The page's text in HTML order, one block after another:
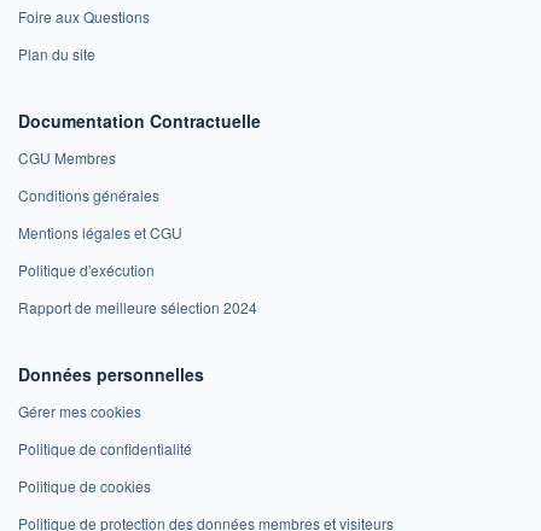
Foire aux Questions
Plan du site
Documentation Contractuelle
CGU Membres
Conditions générales
Mentions légales et CGU
Politique d'exécution
Rapport de meilleure sélection 2024
Données personnelles
Gérer mes cookies
Politique de confidentialité
Politique de cookies
Politique de protection des données membres et visiteurs